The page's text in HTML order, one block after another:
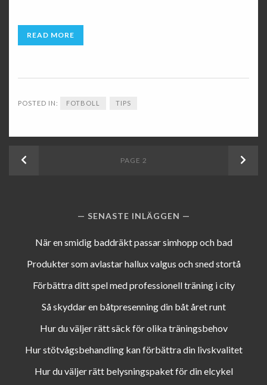
READ MORE
POSTED IN: FOTBOLL TIPS
Inläggsnavigering
PAGE 2 Next
SENASTE INLÄGGEN
När en smidig baddräkt passar simhopp och bad
Produkter som avlastar hallux valgus och sned stortå
Förbättra ditt spel med professionell träning i city
Så skyddar en båtpresenning din båt året runt
Hur du väljer rätt säck för olika träningsbehov
Hur stötvågsbehandling kan förbättra din livskvalitet
Hur du väljer rätt belysningspaket för din elcykel